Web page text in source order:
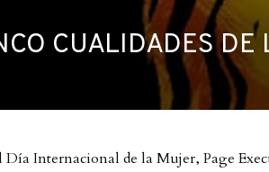
CUALIDADES DE
Día Internacional de la Mujer, Page